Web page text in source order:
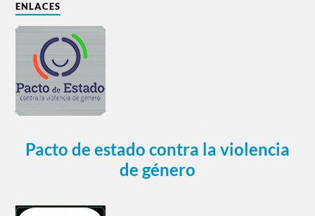
ENLACES
Pacto de estado contra la violencia
de género